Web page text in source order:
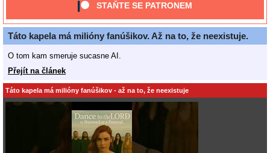
STAŇTE SE PATRONEM
Táto kapela má milióny fanúšikov. Až na to, že neexistuje.
O tom kam smeruje sucasne AI.
Přejít na článek
Táto kapela má milióny fanúšikov - až na to, že neexistuje